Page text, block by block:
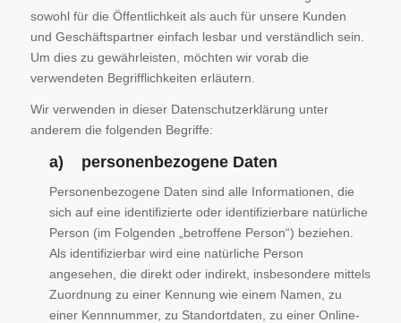
sowohl für die Öffentlichkeit als auch für unsere Kunden
und Geschäftspartner einfach lesbar und verständlich sein.
Um dies zu gewährleisten, möchten wir vorab die
verwendeten Begrifflichkeiten erläutern.
Wir verwenden in dieser Datenschutzerklärung unter
anderem die folgenden Begriffe:
a) personenbezogene Daten
Personenbezogene Daten sind alle Informationen, die
sich auf eine identifizierte oder identifizierbare natürliche
Person (im Folgenden „betroffene Person“) beziehen.
Als identifizierbar wird eine natürliche Person
angesehen, die direkt oder indirekt, insbesondere mittels
Zuordnung zu einer Kennung wie einem Namen, zu
einer Kennnummer, zu Standortdaten, zu einer Online-